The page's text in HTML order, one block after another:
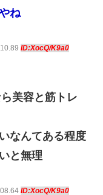
ね
ID:XocQ/K9a0
美容と筋トレ
なんてある程度
と無理
ID:XocQ/K9a0